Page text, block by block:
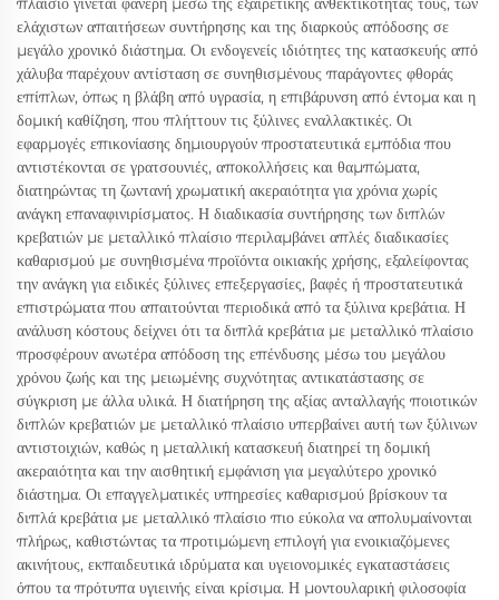
ελάχιστων απαιτήσεων συντήρησης και της διαρκούς απόδοσης σε
μεγάλο χρονικό διάστημα. Οι ενδογενείς ιδιότητες της κατασκευής από
χάλυβα παρέχουν αντίσταση σε συνηθισμένους παράγοντες φθοράς
επίπλων, όπως η βλάβη από υγρασία, η επιβάρυνση από έντομα και η
δομική καθίζηση, που πλήττουν τις ξύλινες εναλλακτικές. Οι
εφαρμογές επικονίασης δημιουργούν προστατευτικά εμπόδια που
αντιστέκονται σε γρατσουνιές, αποκολλήσεις και θαμπώματα,
διατηρώντας τη ζωντανή χρωματική ακεραιότητα για χρόνια χωρίς
ανάγκη επαναφινιρίσματος. Η διαδικασία συντήρησης των διπλών
κρεβατιών με μεταλλικό πλαίσιο περιλαμβάνει απλές διαδικασίες
καθαρισμού με συνηθισμένα προϊόντα οικιακής χρήσης, εξαλείφοντας
την ανάγκη για ειδικές ξύλινες επεξεργασίες, βαφές ή προστατευτικά
επιστρώματα που απαιτούνται περιοδικά από τα ξύλινα κρεβάτια. Η
ανάλυση κόστους δείχνει ότι τα διπλά κρεβάτια με μεταλλικό πλαίσιο
προσφέρουν ανωτέρα απόδοση της επένδυσης μέσω του μεγάλου
χρόνου ζωής και της μειωμένης συχνότητας αντικατάστασης σε
σύγκριση με άλλα υλικά. Η διατήρηση της αξίας ανταλλαγής ποιοτικών
διπλών κρεβατιών με μεταλλικό πλαίσιο υπερβαίνει αυτή των ξύλινων
αντιστοιχιών, καθώς η μεταλλική κατασκευή διατηρεί τη δομική
ακεραιότητα και την αισθητική εμφάνιση για μεγαλύτερο χρονικό
διάστημα. Οι επαγγελματικές υπηρεσίες καθαρισμού βρίσκουν τα
διπλά κρεβάτια με μεταλλικό πλαίσιο πιο εύκολα να απολυμαίνονται
πλήρως, καθιστώντας τα προτιμώμενη επιλογή για ενοικιαζόμενες
ακινήτους, εκπαιδευτικά ιδρύματα και υγειονομικές εγκαταστάσεις
όπου τα πρότυπα υγιεινής είναι κρίσιμα. Η μοντουλαρική φιλοσοφία